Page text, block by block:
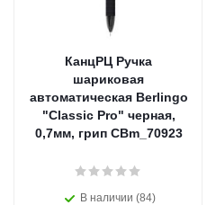
КанцРЦ Ручка
шариковая
автоматическая Berlingo
"Classic Pro" черная,
0,7мм, грип CBm_70923
В наличии (84)